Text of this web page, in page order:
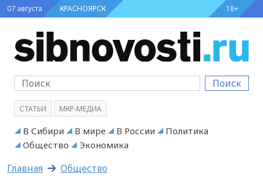
07 августа КРАСНОЯРСК 18+
Поиск
СТАТЬИ МКР-МЕДИА
В Сибири В мире В России
Политика
Общество
Экономика
Главная Общество